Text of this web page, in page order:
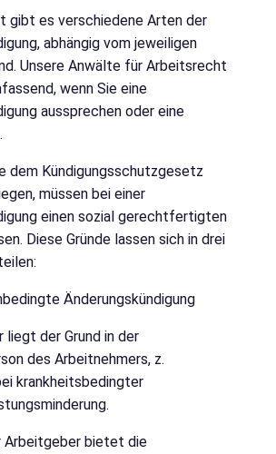
gibt es verschiedene Arten der
abhängig vom jeweiligen
Unsere Anwälte für Arbeitsrecht
wenn Sie eine
aussprechen oder eine
dem Kündigungsschutzgesetz
müssen bei einer
einen sozial gerechtfertigten
Diese Gründe lassen sich in drei
Änderungskündigung
liegt der Grund in der
des Arbeitnehmers, z.
krankheitsbedingter
Arbeitgeber bietet die